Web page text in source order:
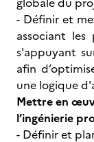
- Définir et
associant
s'appuyant
afin
une logique
Mettre en
l’ingénierie
- Définir et